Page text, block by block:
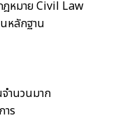
ฎหมาย Civil Law
หลักฐาน
ำนวนมาก
ร